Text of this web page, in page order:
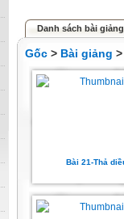
Danh sách bài
Gốc > Bài giảng
Bài 21-Thả